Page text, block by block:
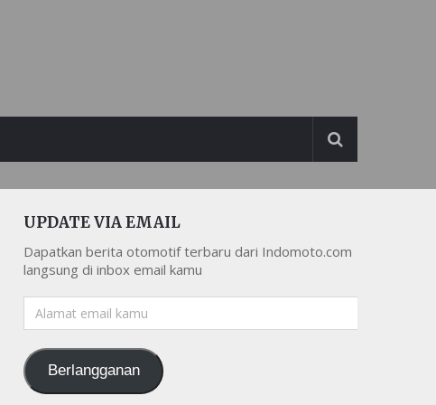
UPDATE VIA EMAIL
Dapatkan berita otomotif terbaru dari Indomoto.com
langsung di inbox email kamu
Alamat
email
Berlangganan